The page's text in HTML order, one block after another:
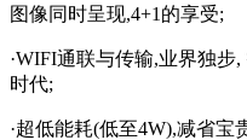
图像同时呈现,4+1的享受;
·WIFI通联与传输,业界独
时代;
·超低能耗(低至4W),减省